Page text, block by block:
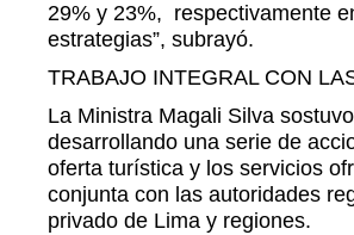
29% y 23%, respectivamente
estrategias”, subrayó.
TRABAJO INTEGRAL CON
La Ministra Magali Silva
desarrollando una serie de
oferta turística y los servicios
conjunta con las autoridades
privado de Lima y regiones.